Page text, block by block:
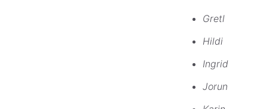
Gretl
Hildi
Ingrid
Jorun